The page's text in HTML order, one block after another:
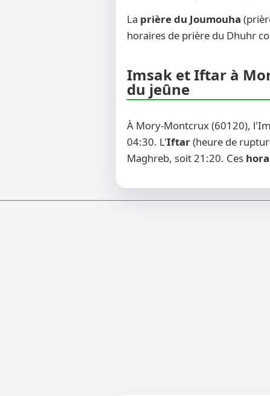
La prière du Joumouha
horaires de prière du Dhuhr
Imsak et Iftar à
du jeûne
À Mory-Montcrux (60120),
04:30. L'Iftar(heure de
Maghreb, soit 21:20. Ces